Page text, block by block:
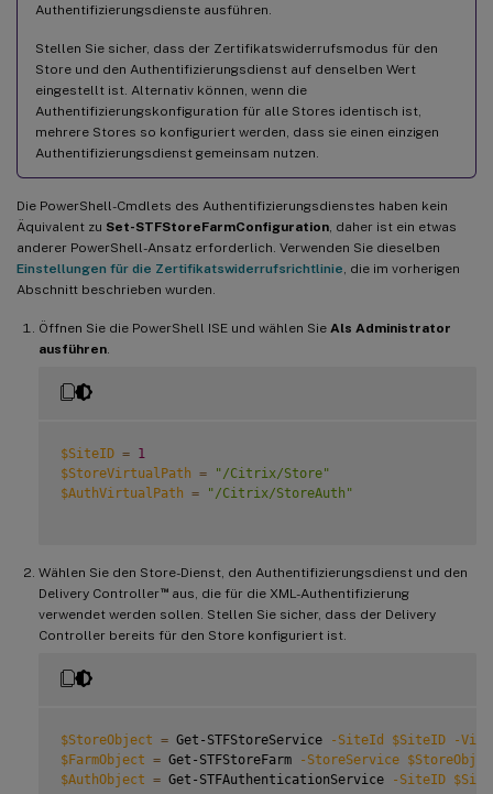
Authentifizierungsdienste ausführen.
Stellen Sie sicher, dass der Zertifikatswiderrufsmodus für den
Store und den Authentifizierungsdienst auf denselben Wert
eingestellt ist. Alternativ können, wenn die
Authentifizierungskonfiguration für alle Stores identisch ist,
mehrere Stores so konfiguriert werden, dass sie einen einzigen
Authentifizierungsdienst gemeinsam nutzen.
Die PowerShell-Cmdlets des Authentifizierungsdienstes haben kein
Äquivalent zu Set-STFStoreFarmConfiguration, daher ist ein etwas
anderer PowerShell-Ansatz erforderlich. Verwenden Sie dieselben
Einstellungen für die Zertifikatswiderrufsrichtlinie, die im vorherigen
Abschnitt beschrieben wurden.
Öffnen Sie die PowerShell ISE und wählen Sie Als Administrator
ausführen.
$SiteID = 1
$StoreVirtualPath =
"/Citrix/Store"
$AuthVirtualPath = "/Citrix/StoreAuth"
Wählen Sie den Store-Dienst, den Authentifizierungsdienst und den
Delivery Controller™aus, die für die XML-Authentifizierung
verwendet werden sollen. Stellen Sie sicher, dass der Delivery
Controller bereits für den Store konfiguriert ist.
$StoreObject = Get-STFStoreService -SiteId $SiteID
-
$FarmObject = Get-STFStoreFarm -StoreService
$AuthObject = Get-STFAuthenticationService -SiteID